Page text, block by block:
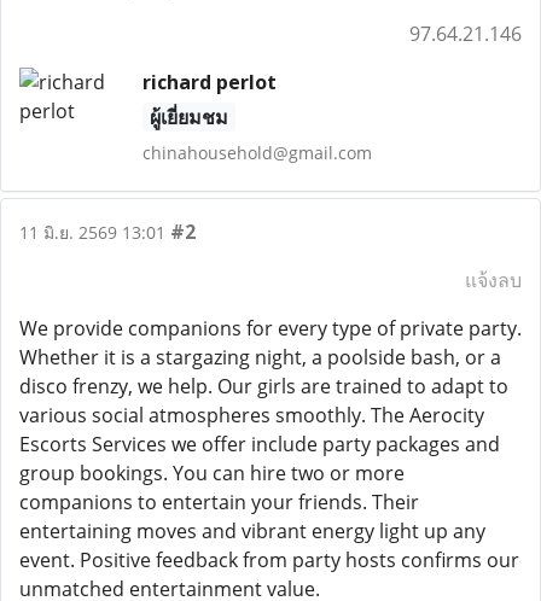
97.64.21.146
richard perlot
ผู้เยี่ยมชม
chinahousehold@gmail.com
11 มิ.ย. 2569 13:01 #2
แจ้งลบ
We provide companions for every type of private party.
Whether it is a stargazing night, a poolside bash, or a
disco frenzy, we help. Our girls are trained to adapt to
various social atmospheres smoothly. The Aerocity
Escorts Services we offer include party packages and
group bookings. You can hire two or more
companions to entertain your friends. Their
entertaining moves and vibrant energy light up any
event. Positive feedback from party hosts confirms our
unmatched entertainment value.